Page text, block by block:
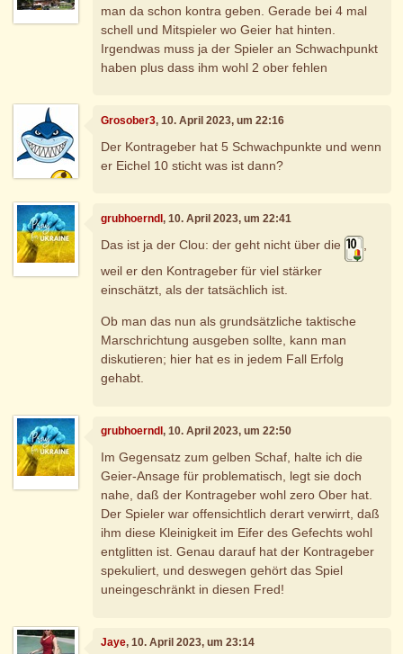
man da schon kontra geben. Gerade bei 4 mal
schell und Mitspieler wo Geier hat hinten.
Irgendwas muss ja der Spieler an Schwachpunkt
haben plus dass ihm wohl 2 ober fehlen
Grosober3, 10. April 2023, um 22:16
Der Kontrageber hat 5 Schwachpunkte und wenn
er Eichel 10 sticht was ist dann?
grubhoerndl, 10. April 2023, um 22:41
Das ist ja der Clou: der geht nicht über die
,
weil er den Kontrageber für viel stärker
einschätzt, als der tatsächlich ist.
Ob man das nun als grundsätzliche taktische
Marschrichtung ausgeben sollte, kann man
diskutieren; hier hat es in jedem Fall Erfolg
gehabt.
grubhoerndl, 10. April 2023, um 22:50
Im Gegensatz zum gelben Schaf, halte ich die
Geier-Ansage für problematisch, legt sie doch
nahe, daß der Kontrageber wohl zero Ober hat.
Der Spieler war offensichtlich derart verwirrt, daß
ihm diese Kleinigkeit im Eifer des Gefechts wohl
entglitten ist. Genau darauf hat der Kontrageber
spekuliert, und deswegen gehört das Spiel
uneingeschränkt in diesen Fred!
Jaye, 10. April 2023, um 23:14